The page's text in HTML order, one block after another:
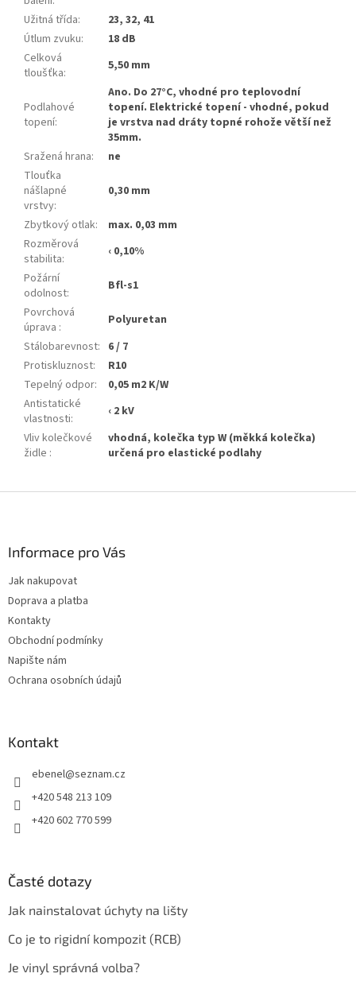
Užitná třída:
23, 32, 41
Útlum zvuku:
18 dB
Celková
tloušťka: 5,50 mm
Podlahové
topení:
Ano. Do 27°C, vhodné pro teplovodní
topení. Elektrické topení - vhodné, pokud
je vrstva nad dráty topné rohože větší než
35mm.
Sražená hrana:
ne
Tlouťka
nášlapné
vrstvy:
0,30 mm
Zbytkový otlak:
max. 0,03 mm
Rozměrová
stabilita:
‹ 0,10%
Požární
odolnost:
Bfl-s1
Povrchová
úprava :
Polyuretan
Stálobarevnost: 6 / 7
Protiskluznost:
R10
Tepelný odpor:
0,05 m2 K/W
Antistatické
vlastnosti:
‹ 2 kV
Vliv kolečkové
židle :
vhodná, kolečka typ W (měkká kolečka)
určená pro elastické podlahy
Informace pro Vás
Jak nakupovat
Doprava a platba
Kontakty
Obchodní podmínky
Napište nám
Ochrana osobních údajů
Kontakt
ebenel@seznam.cz
+420 548 213 109
+420 602 770 599
Časté dotazy
Jak nainstalovat úchyty na lišty
Co je to rigidní kompozit (RCB)
Je vinyl správná volba?